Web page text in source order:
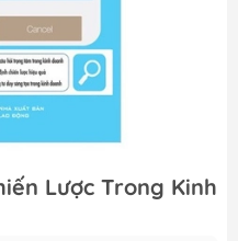
Lược Trong Kinh